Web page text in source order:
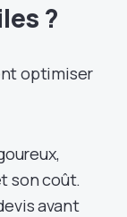
?
optimiser
son coût.
avant